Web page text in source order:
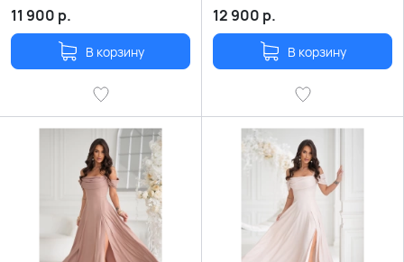
11 900 р.
В корзину
12 900 р.
В корзину